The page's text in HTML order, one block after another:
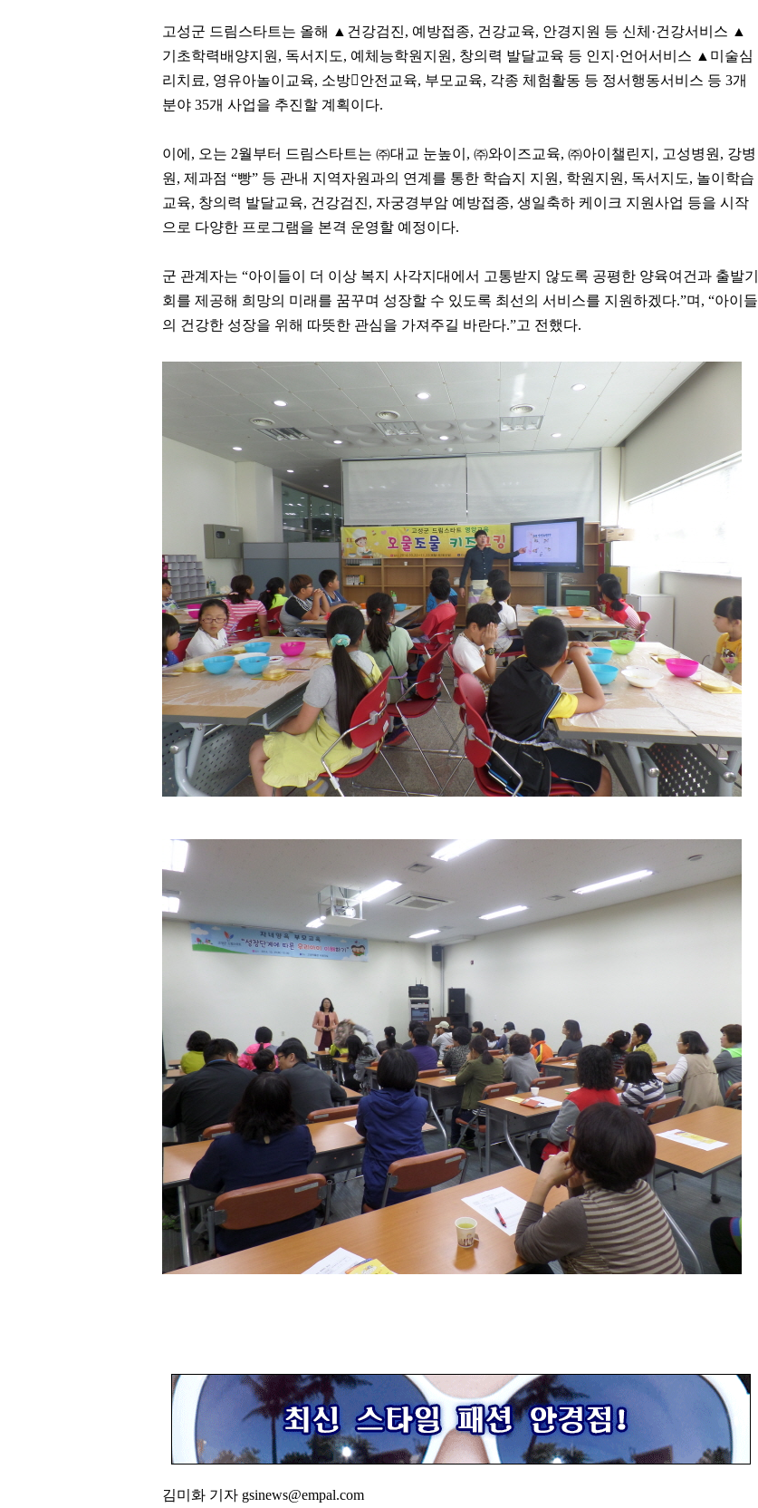
고성군 드림스타트는 올해 ▲건강검진, 예방접종, 건강교육, 안경지원 등 신체·건강서비스 ▲
기초학력배양지원, 독서지도, 예체능학원지원, 창의력 발달교육 등 인지·언어서비스 ▲미술심
리치료, 영유아놀이교육, 소방안전교육, 부모교육, 각종 체험활동 등 정서행동서비스 등 3개
분야 35개 사업을 추진할 계획이다.
이에, 오는 2월부터 드림스타트는 ㈜대교 눈높이, ㈜와이즈교육, ㈜아이챌린지, 고성병원, 강병
원, 제과점 “빵” 등 관내 지역자원과의 연계를 통한 학습지 지원, 학원지원, 독서지도, 놀이학습
교육, 창의력 발달교육, 건강검진, 자궁경부암 예방접종, 생일축하 케이크 지원사업 등을 시작
으로 다양한 프로그램을 본격 운영할 예정이다.
군 관계자는 “아이들이 더 이상 복지 사각지대에서 고통받지 않도록 공평한 양육여건과 출발기
회를 제공해 희망의 미래를 꿈꾸며 성장할 수 있도록 최선의 서비스를 지원하겠다.”며, “아이들
의 건강한 성장을 위해 따뜻한 관심을 가져주길 바란다.”고 전했다.
김미화 기자 gsinews@empal.com